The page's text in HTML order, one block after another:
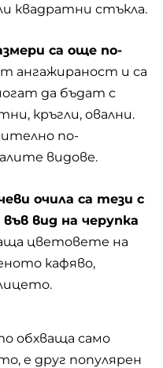
квадратни стъкла.
са още по-
ангажираност и са
да бъдат с
кръгли, овални.
по-
видове.
очила са тези с
вид на черупка
цветовете на
кафяво,
обхваща само
е друг популярен